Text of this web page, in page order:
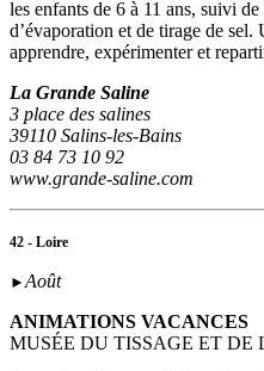
les enfants de 6 à 11 ans, suivi
d’évaporation et de tirage de
apprendre, expérimenter et
La Grande Saline
3 place des salines
39110 Salins-les-Bains
03 84 73 10 92
www.grande-saline.com
42 - Loire
►Août
ANIMATIONS VACANCES
MUSÉE DU TISSAGE ET DE